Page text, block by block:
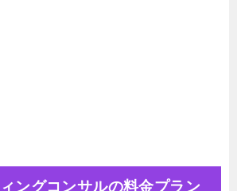
ングコンサルの料金プラン